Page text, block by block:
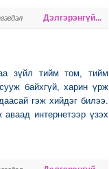
Дэлгэрэнгүй...
зүйл тийм том, тийм
байхгүй, харин үрж
гэж хийдэг билээ.
аваад интернетээр үзэх